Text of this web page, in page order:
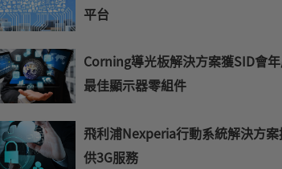
平台
Corning導光板解決方案獲SID會
最佳顯示器零組件
飛利浦Nexperia行動系統解決方
供3G服務